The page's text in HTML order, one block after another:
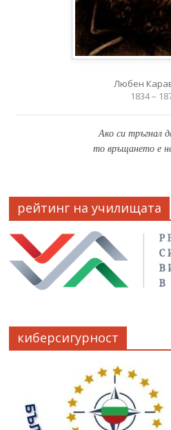
Любен
1834 –
Ако си тръгнал
то връщането е
рейтинг на училищата
киберсигурност